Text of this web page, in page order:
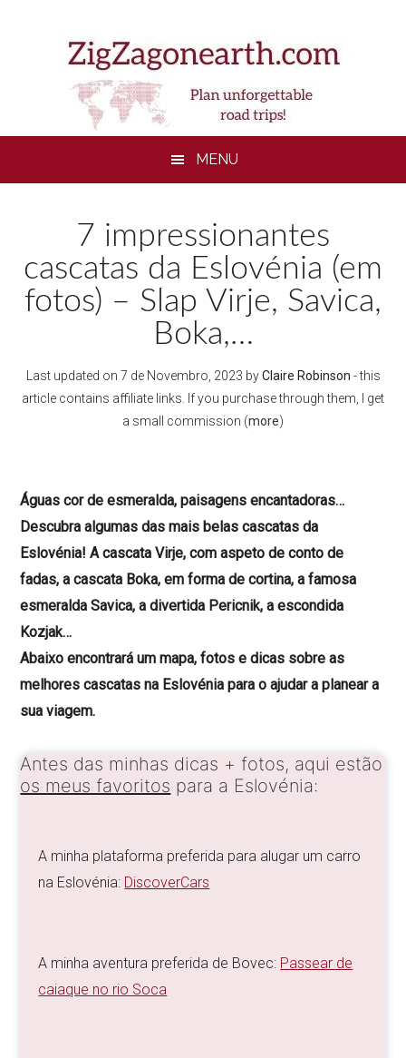
MENU
7 impressionantes
cascatas da Eslovénia (em
fotos) – Slap Virje, Savica,
Boka,…
Last updated on 7 de Novembro, 2023 byClaire Robinson - this
article contains affiliate links. If you purchase through them, I get
a small commission (more)
Águas cor de esmeralda, paisagens encantadoras…
Descubra algumas das mais belas cascatas da
Eslovénia! A cascata Virje, com aspeto de conto de
fadas, a cascata Boka, em forma de cortina, a famosa
esmeralda Savica, a divertida Pericnik, a escondida
Kozjak…
Abaixo encontrará um mapa, fotos e dicas sobre as
melhores cascatas na Eslovénia para o ajudar a planear a
sua viagem.
Antes das minhas dicas + fotos, aqui estão
os meus favoritos para a Eslovénia:
A minha plataforma preferida para alugar um carro
na Eslovénia: DiscoverCars
A minha aventura preferida de Bovec: Passear de
caiaque no rio Soca